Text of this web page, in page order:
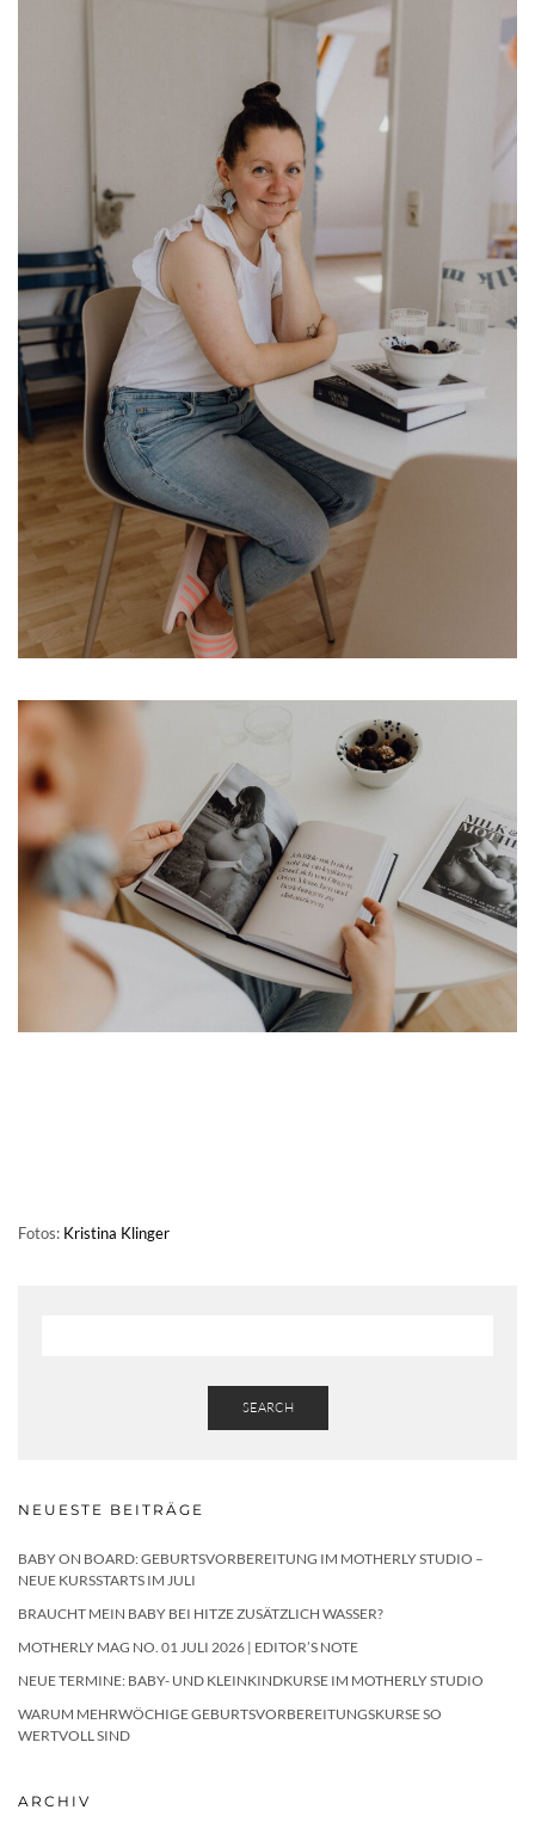
Fotos: Kristina Klinger
SEARCH
NEUESTE BEITRÄGE
BABY ON BOARD: GEBURTSVORBEREITUNG IM MOTHERLY STUDIO –
NEUE KURSSTARTS IM JULI
BRAUCHT MEIN BABY BEI HITZE ZUSÄTZLICH WASSER?
MOTHERLY MAG NO. 01 JULI 2026 | EDITOR’S NOTE
NEUE TERMINE: BABY- UND KLEINKINDKURSE IM MOTHERLY STUDIO
WARUM MEHRWÖCHIGE GEBURTSVORBEREITUNGSKURSE SO
WERTVOLL SIND
ARCHIV